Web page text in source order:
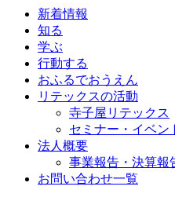
新着情報
知る
学ぶ
行動する
おふるでおうえん
リテックスの活動
寺子屋リテックス
セミナー・イベン
法人概要
事業報告・決算報
お問い合わせ一覧